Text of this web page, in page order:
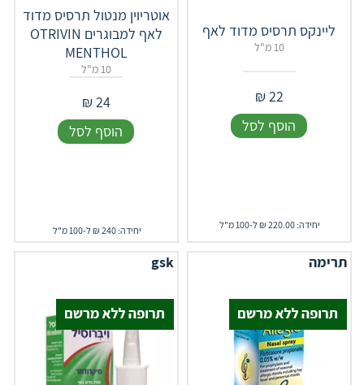
ליינקס תרסיס מדוד לאף
10 מ"ל
22
₪
הוסף לסל
יחידה: 220.00 ₪ ל-100 מ"ל
אוטריוין מנטול תרסיס מדוד
לאף למבוגרים OTRIVIN
MENTHOL
10 מ"ל
24
₪
הוסף לסל
יחידה: 240 ₪ ל-100 מ"ל
תרימה gsk